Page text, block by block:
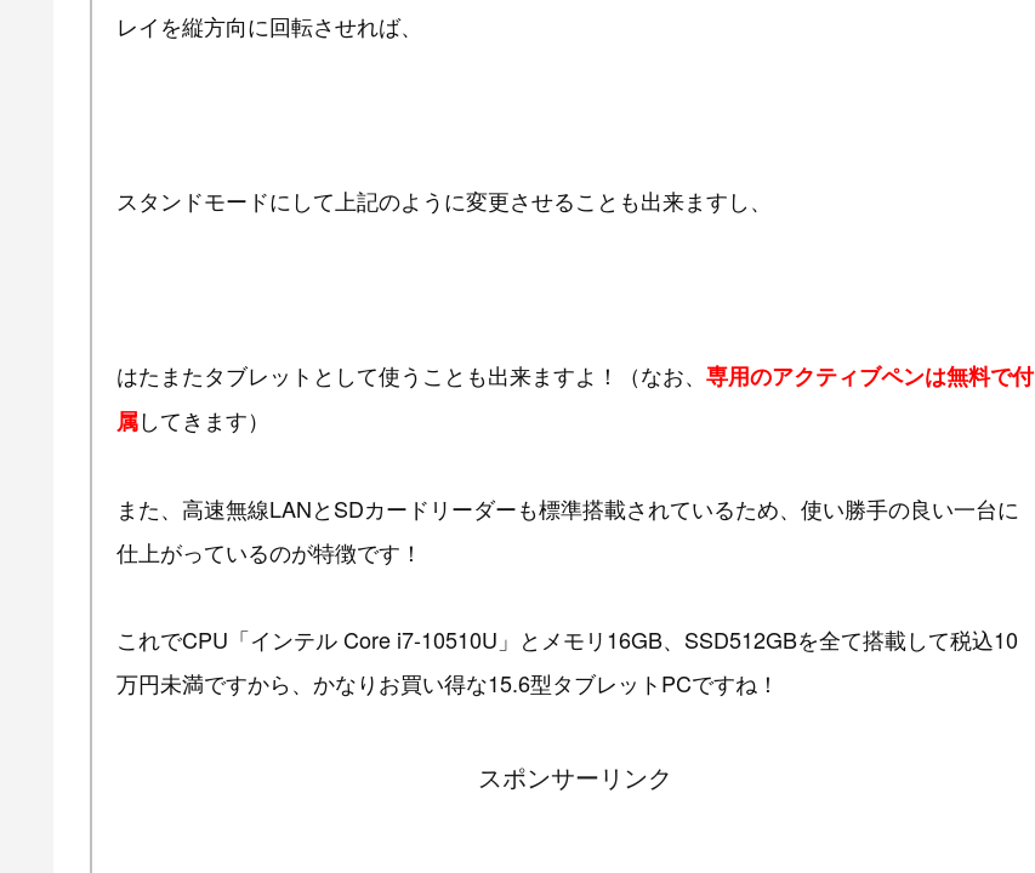
レイを縦方向に回転させれば、
スタンドモードにして上記のように変更させることも出来ますし、
はたまたタブレットとして使うことも出来ますよ！（なお、 専用のアクティブペンは無料で付
属してきます）
また、高速無線LANとSDカードリーダーも標準搭載されているため、使い勝手の良い一台に
仕上がっているのが特徴です！
これでCPU「インテル Core i7-10510U」とメモリ16GB、SSD512GBを全て搭載して税込10
万円未満ですから、かなりお買い得な15.6型タブレットPCですね！
スポンサーリンク